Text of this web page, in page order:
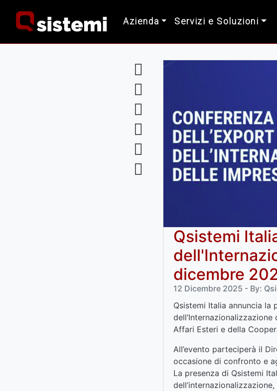
Azienda Servizi e Soluzioni
Qsistemi
dicembre
12 Dicembre 2025 - By:
Qsistemi Italia annuncia la
Affari Esteri e della
All’evento parteciperà il
occasione di confronto e
La presenza di Qsistemi